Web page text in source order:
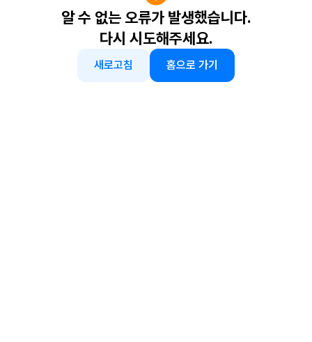
알 수 없는 오류가 발생했습니다.
다시 시도해주세요.
새로고침 홈으로 가기